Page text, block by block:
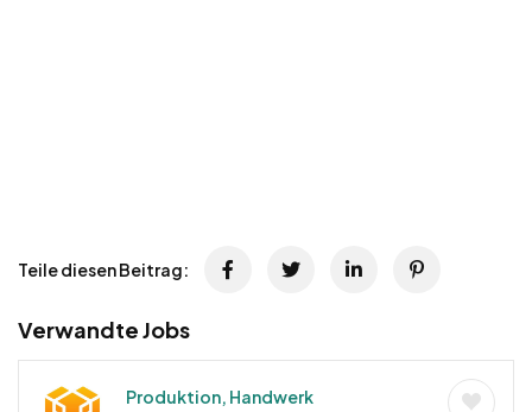
Teile diesen Beitrag:
Verwandte Jobs
Produktion, Handwerk